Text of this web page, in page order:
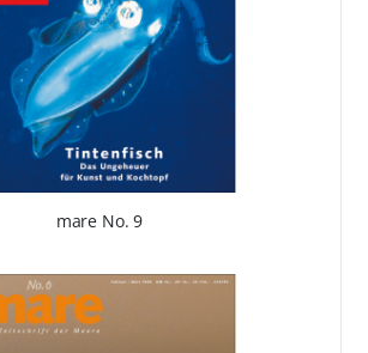
mare No. 9